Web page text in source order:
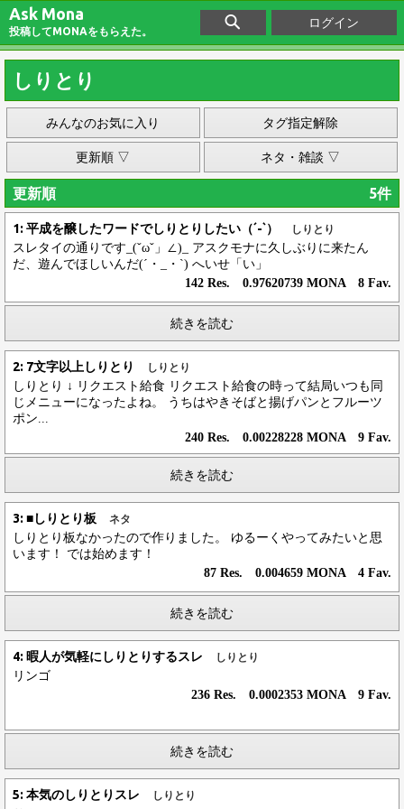
Ask Mona
投稿してMONAをもらえた。
ログイン
しりとり
みんなのお気に入り タグ指定解除
更新順 ▽ ネタ・雑談 ▽
更新順 5件
1: 平成を醸したワードでしりとりしたい（´-`） しりとり
スレタイの通りです_(ˇωˇ」∠)_ アスクモナに久しぶりに来たん
だ、遊んでほしいんだ(´・_・`) へいせ「い」
142 Res. 0.97620739 MONA 8 Fav.
続きを読む
2: 7文字以上しりとり しりとり
しりとり ↓ リクエスト給食 リクエスト給食の時って結局いつも同
じメニューになったよね。 うちはやきそばと揚げパンとフルーツ
ポン...
240 Res. 0.00228228 MONA 9 Fav.
続きを読む
3: ■しりとり板 ネタ
しりとり板なかったので作りました。 ゆるーくやってみたいと思
います！ では始めます！
87 Res. 0.004659 MONA 4 Fav.
続きを読む
4: 暇人が気軽にしりとりするスレ しりとり
リンゴ
236 Res. 0.0002353 MONA 9 Fav.
続きを読む
5: 本気のしりとりスレ しりとり